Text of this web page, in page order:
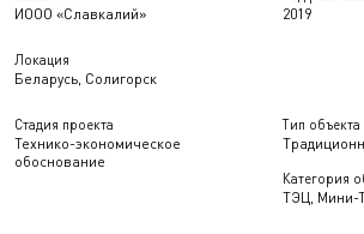
ИООО «Славкалий» 2019
Локация
Беларусь, Солигорск
Стадия проекта
Технико-экономическое
обоснование
Тип объекта
Категория
ТЭЦ, Мини-